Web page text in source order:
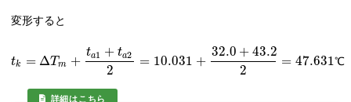
変形すると
tk = ΔTm +
ta1 + ta2
2
= 10.031 +
32.0 + 43.2
2
= 47.631℃